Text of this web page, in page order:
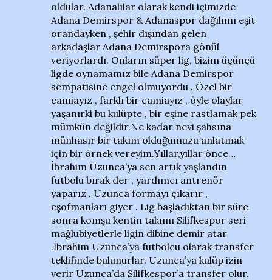
oldular. Adanalılar olarak kendi içimizde
Adana Demirspor & Adanaspor dağılımı eşit
orandayken , şehir dışından gelen
arkadaşlar Adana Demirspora gönül
veriyorlardı. Onların süper lig, bizim üçünçü
ligde oynamamız bile Adana Demirspor
sempatisine engel olmuyordu . Özel bir
camiayız , farklı bir camiayız , öyle olaylar
yaşanırki bu kulüpte , bir eşine rastlamak pek
mümkün değildir.Ne kadar nevi şahsına
münhasır bir takım olduğumuzu anlatmak
için bir örnek vereyim.Yıllar,yıllar önce…
İbrahim Uzunca’ya sen artık yaşlandın
futbolu bırak der , yardımcı antrenör
yaparız . Uzunca formayı çıkarır ,
eşofmanları giyer . Lig başladıktan bir süre
sonra komşu kentin takımı Silifkespor seri
mağlubiyetlerle ligin dibine demir atar
.İbrahim Uzunca’ya futbolcu olarak transfer
teklifinde bulunurlar. Uzunca’ya kulüp izin
verir Uzunca’da Silifkespor’a transfer olur.